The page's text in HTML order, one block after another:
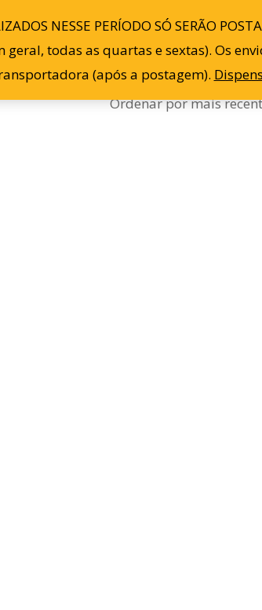
NESSE PERÍODO SÓ SERÃO
todas as quartas e sextas). Os
(após a postagem).
Blog Contato Minha